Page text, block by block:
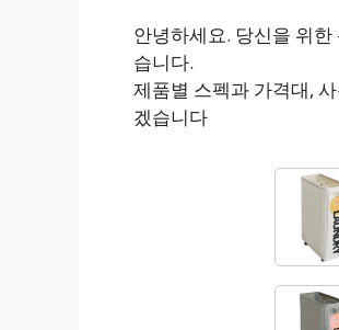
안녕하세요. 당신을 위
습니다.
제품별 스펙과 가격대,
겠습니다